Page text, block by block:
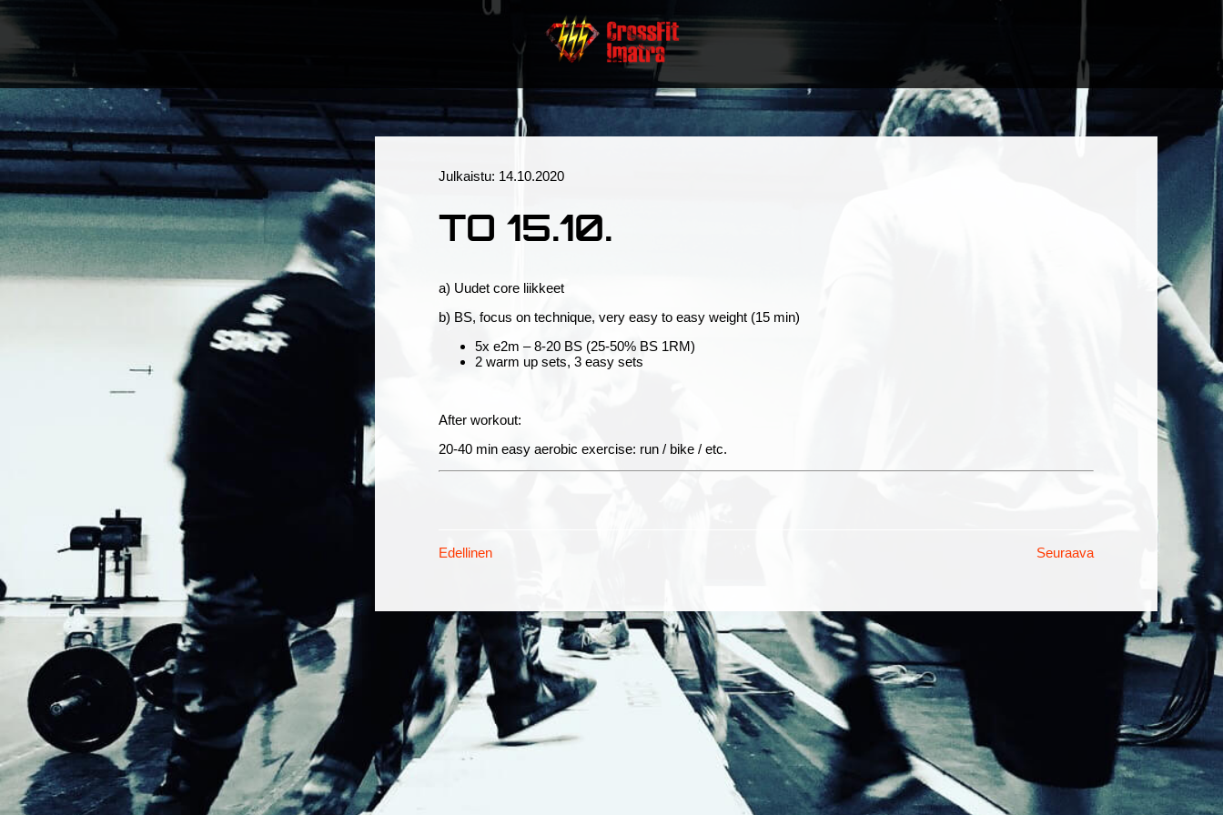
Julkaistu: 14.10.2020
TO 15.10.
a) Uudet core liikkeet
b) BS, focus on technique, very easy to easy weight (15 min)
5x e2m – 8-20 BS (25-50% BS 1RM)
2 warm up sets, 3 easy sets
After workout:
20-40 min easy aerobic exercise: run / bike / etc.
Edellinen Seuraava